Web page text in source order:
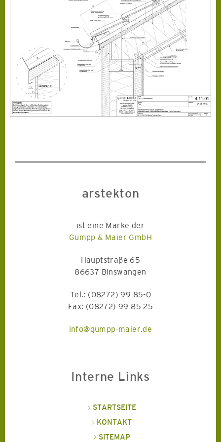
arstekton
ist eine Marke der
Gumpp & Maier GmbH
Hauptstraße 65
86637 Binswangen
Tel.: (08272) 99 85-0
Fax: (08272) 99 85 25
info@gumpp-maier.de
Interne Links
STARTSEITE
KONTAKT
SITEMAP